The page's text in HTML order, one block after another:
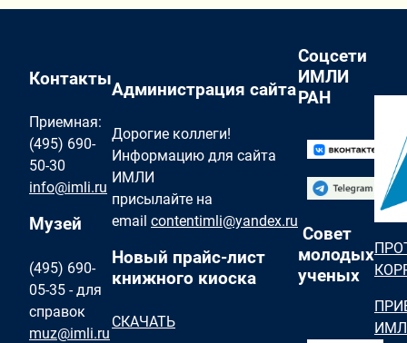
Контакты
Приемная:
(495) 690-
50-30
info@imli.ru
Музей
(495) 690-
05-35 - для
справок
muz@imli.ru
Администрация сайта
Дорогие коллеги!
Информацию для сайта
ИМЛИ
присылайте на
email contentimli@yandex.ru
Новый прайс-лист
книжного киоска
СКАЧАТЬ
Соцсети
ИМЛИ
РАН
Совет
молодых
ученых